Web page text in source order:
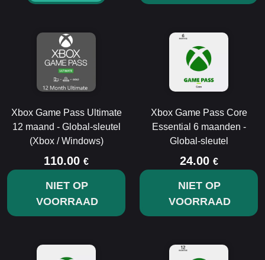
Xbox Game Pass Ultimate
12 maand - Global-sleutel
(Xbox / Windows)
110.00 €
NIET OP
VOORRAAD
Xbox Game Pass Core
Essential 6 maanden -
Global-sleutel
24.00 €
NIET OP
VOORRAAD